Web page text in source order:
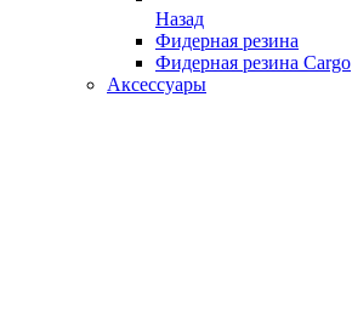
Назад
Фидерная резина
Фидерная резина Cargo
Аксессуары